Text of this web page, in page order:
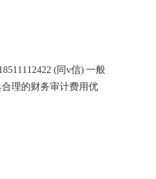
(同v信) 一般
理的财务审计费用优